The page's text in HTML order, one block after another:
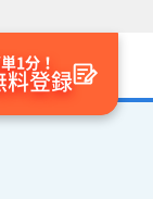
1分！
料登録